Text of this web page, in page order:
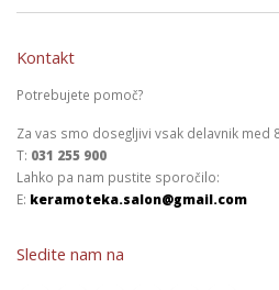
Kontakt
Potrebujete pomoč?
Za vas smo dosegljivi vsak delavnik med
T: 031 255 900
Lahko pa nam pustite sporočilo:
E: keramoteka.salon@gmail.com
Sledite nam na